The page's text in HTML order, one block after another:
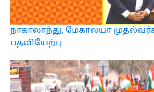
நாகாலாந்து, மேகாலயா
பதவியேற்பு